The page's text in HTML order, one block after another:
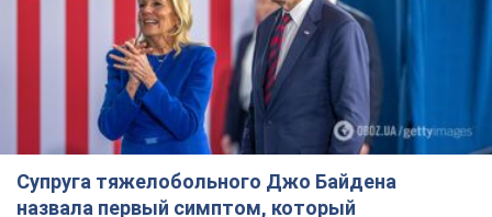
Супруга тяжелобольного Джо Байдена
назвала первый симптом, который